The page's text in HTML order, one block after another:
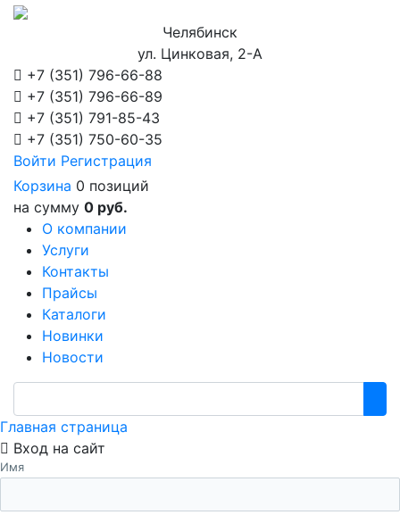
Челябинск
ул. Цинковая, 2-А
+7 (351) 796-66-88
+7 (351) 796-66-89
+7 (351) 791-85-43
+7 (351) 750-60-35
Войти Регистрация
Корзина 0 позиций
на сумму 0 руб.
О компании
Услуги
Контакты
Прайсы
Каталоги
Новинки
Новости
Главная страница
Вход на сайт
Имя